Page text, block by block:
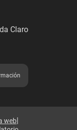
Claro
web|